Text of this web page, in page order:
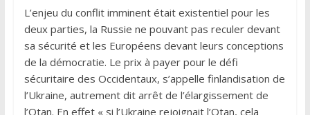
L’enjeu du conflit imminent était existentiel pour les
deux parties, la Russie ne pouvant pas reculer devant
sa sécurité et les Européens devant leurs conceptions
de la démocratie. Le prix à payer pour le défi
sécuritaire des Occidentaux, s’appelle finlandisation de
l’Ukraine, autrement dit arrêt de l’élargissement de
l’Otan. En effet « si l’Ukraine rejoignait l’Otan, cela